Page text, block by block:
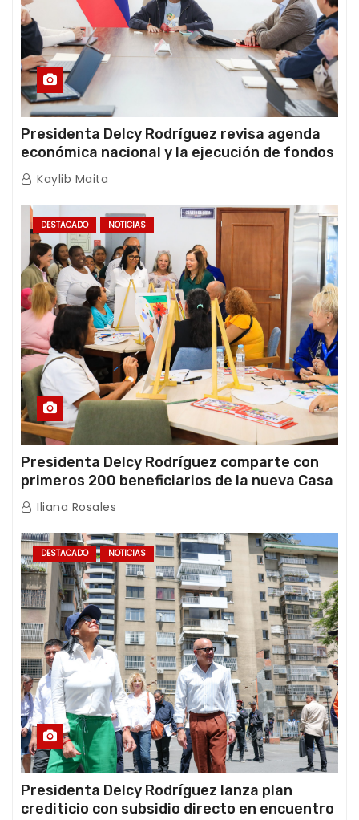
Presidenta Delcy Rodríguez revisa agenda
económica nacional y la ejecución de fondos
de emergencia post-sismos
Kaylib Maita
DESTACADO NOTICIAS
Presidenta Delcy Rodríguez comparte con
primeros 200 beneficiarios de la nueva Casa
de los Abuelos “La Primavera” en Caracas
Iliana Rosales
DESTACADO NOTICIAS
Presidenta Delcy Rodríguez lanza plan
crediticio con subsidio directo en encuentro